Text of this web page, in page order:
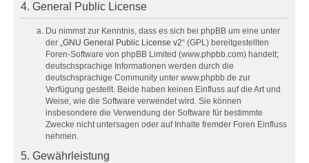
4. General Public License
Du nimmst zur Kenntnis, dass es sich bei phpBB um eine unter
der „GNU General Public License v2“ (GPL) bereitgestellten
Foren-Software von phpBB Limited (www.phpbb.com) handelt;
deutschsprachige Informationen werden durch die
deutschsprachige Community unter www.phpbb.de zur
Verfügung gestellt. Beide haben keinen Einfluss auf die Art und
Weise, wie die Software verwendet wird. Sie können
insbesondere die Verwendung der Software für bestimmte
Zwecke nicht untersagen oder auf Inhalte fremder Foren Einfluss
nehmen.
5. Gewährleistung